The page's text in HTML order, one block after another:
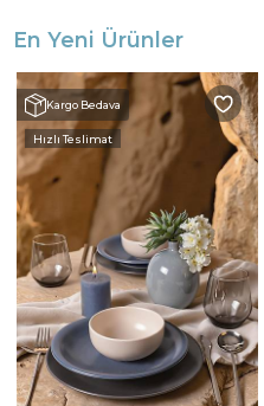
En Yeni Ürünler
Kargo Bedava
Hızlı Teslimat